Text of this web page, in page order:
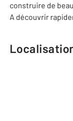
construire de
A découvrir